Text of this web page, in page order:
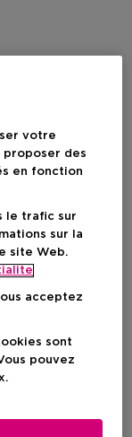
votre
des
en fonction
le trafic sur
sur la
site Web.
acceptez
sont
pouvez